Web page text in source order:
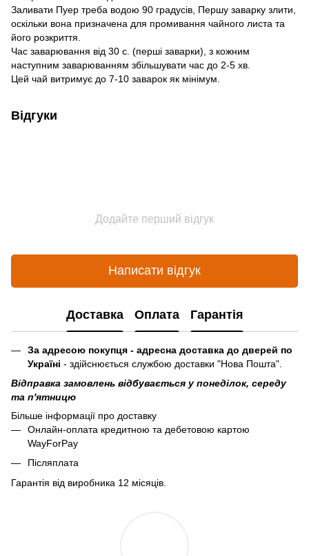
Заливати Пуер треба водою 90 градусів, Першу заварку злити,
оскільки вона призначена для промивання чайного листа та
його розкриття.
Час заварювання від 30 с. (перші заварки), з кожним
наступним заварюванням збільшувати час до 2-5 хв.
Цей чай витримує до 7-10 заварок як мінімум.
Відгуки
Додайте перший відгук
Написати відгук
Доставка Оплата Гарантія
За адресою покупця - адресна доставка до дверей по
Україні - здійснюється службою доставки "Нова Пошта".
Відправка замовлень відбувається у понеділок, середу
та п'ятницю
Більше інформації про доставку
Онлайн-оплата кредитною та дебетовою картою
WayForPay
Післяплата
Гарантія від виробника 12 місяців.